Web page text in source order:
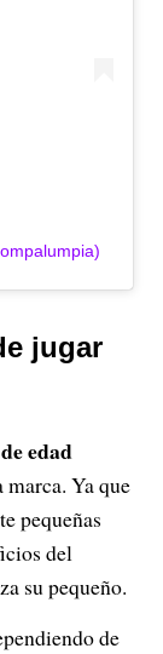
jugar
edad
marca. Ya que
pequeñas
del
su pequeño.
de